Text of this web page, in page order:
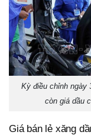
Kỳ điều chỉnh ngày
còn giá dầu
Giá bán lẻ xăng